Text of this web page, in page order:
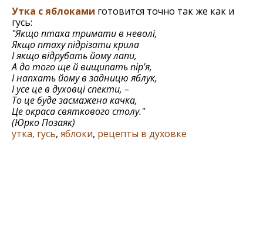
Утка с яблоками готовится точно так же как и
гусь:
"Якщо птаха тримати в неволі,
Якщо птаху підрізати крила
І якщо відрубать йому лапи,
А до того ще й вищипать пір’я,
І напхать йому в задницю яблук,
І усе це в духовці спекти, –
То це буде засмажена качка,
Це окраса святкового столу."
(Юрко Позаяк)
утка, гусь, яблоки, рецепты в духовке